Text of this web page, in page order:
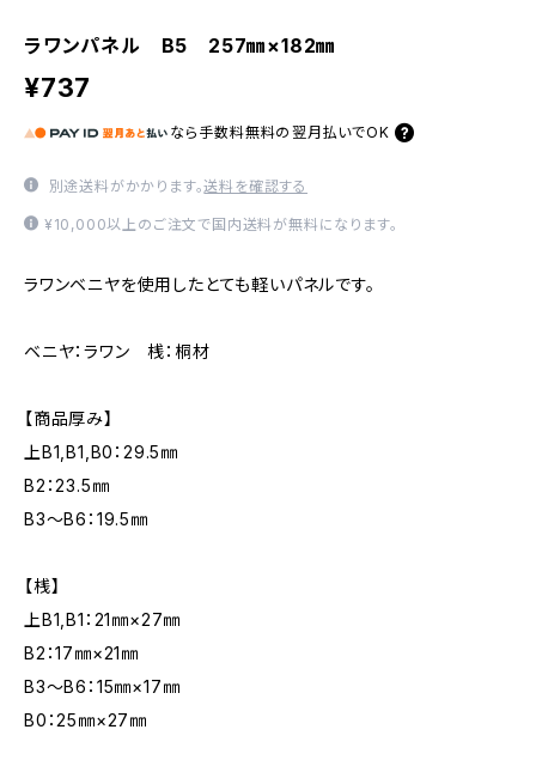
ラワンパネル B5 257㎜×182㎜
¥737
なら 手数料無料の 翌月払いでOK
別途送料がかかります。送料を確認する
¥10,000以上のご注文で国内送料が無料になります。
ラワンベニヤを使用したとても軽いパネルです。
ベニヤ：ラワン 桟：桐材
【商品厚み】
上B1,B1,B0：29.5㎜
B2：23.5㎜
B3～B6：19.5㎜
【桟】
上B1,B1：21㎜×27㎜
B2：17㎜×21㎜
B3～B6：15㎜×17㎜
B0：25㎜×27㎜